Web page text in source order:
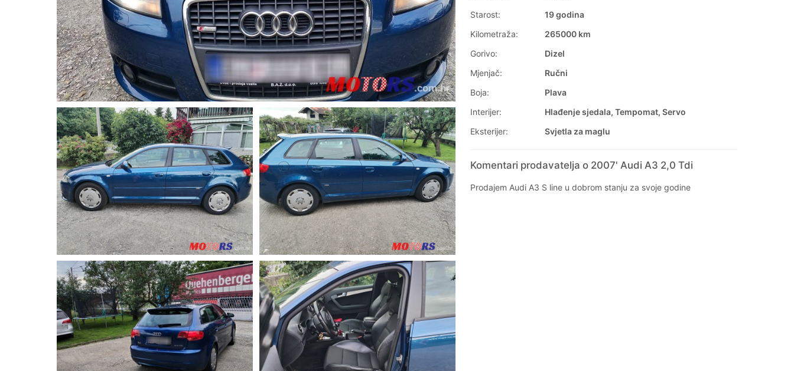
Starost:
19 godina
Kilometraža:
265000 km
Gorivo:
Dizel
Mjenjač:
Ručni
Boja:
Plava
Interijer:
Hlađenje sjedala, Tempomat, Servo
Eksterijer:
Svjetla za maglu
Komentari prodavatelja o 2007' Audi A3 2,0 Tdi
Prodajem Audi A3 S line u dobrom stanju za svoje godine